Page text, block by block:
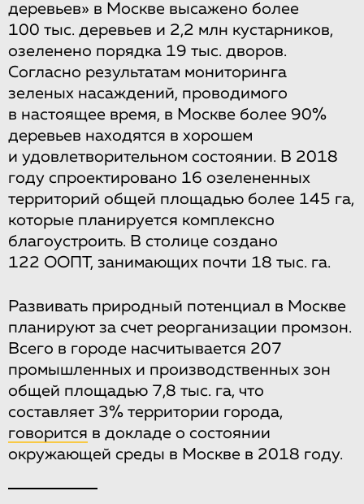
деревьев» в Москве высажено более
100 тыс. деревьев и 2,2 млн кустарников,
озеленено порядка 19 тыс. дворов.
Согласно результатам мониторинга
зеленых насаждений, проводимого
в настоящее время, в Москве более 90%
деревьев находятся в хорошем
и удовлетворительном состоянии. В 2018
году спроектировано 16 озелененных
территорий общей площадью более 145 га,
которые планируется комплексно
благоустроить. В столице создано
122 ООПТ, занимающих почти 18 тыс. га.
Развивать природный потенциал в Москве
планируют за счет реорганизации промзон.
Всего в городе насчитывается 207
промышленных и производственных зон
общей площадью 7,8 тыс. га, что
составляет 3% территории города,
говорится в докладе о состоянии
окружающей среды в Москве в 2018 году.